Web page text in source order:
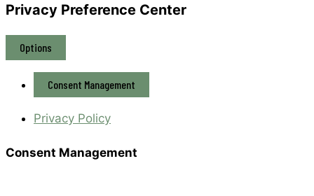
Privacy Preference Center
Options
Consent Management
Privacy Policy
Consent Management